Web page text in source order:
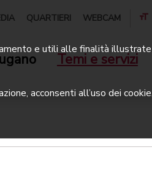
QUARTIERI WEBCAM
Temi e servizi
e utili alle finalità illustrate
acconsenti all’uso dei cookie.